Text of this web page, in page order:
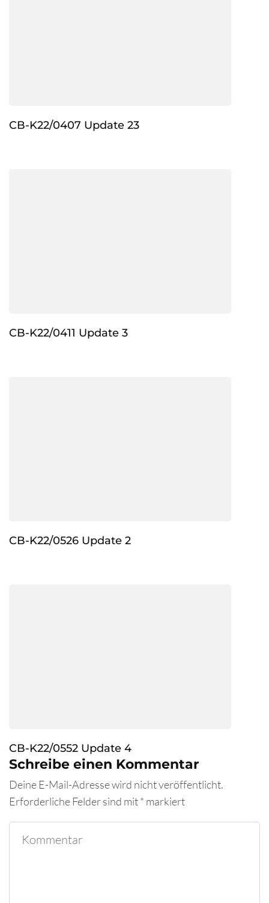
CB-K22/0407 Update 23
CB-K22/0411 Update 3
CB-K22/0526 Update 2
CB-K22/0552 Update 4
Schreibe einen Kommentar
Deine E-Mail-Adresse wird nicht veröffentlicht.
Erforderliche Felder sind mit* markiert